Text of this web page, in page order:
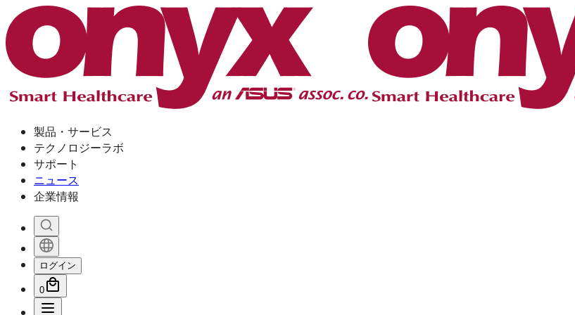
製品・サービス
テクノロジーラボ
サポート
ニュース
企業情報
ログイン
0